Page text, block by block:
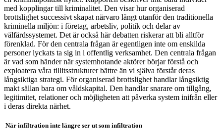
med kopplingar till kriminalitet. Den visar hur organiserad
brottslighet successivt skapat närvaro långt utanför den traditionella
kriminella miljön: i företag, arbetsliv, politik och delar av
välfärdssystemet. Det är också här debatten riskerar att bli alltför
förenklad. För den centrala frågan är egentligen inte om enskilda
personer lyckats ta sig in i offentlig verksamhet. Den centrala frågan
är vad som händer när systemhotande aktörer börjar förstå och
exploatera våra tillitsstrukturer bättre än vi själva förstår deras
långsiktiga strategi. För organiserad brottslighet handlar långsiktig
makt sällan bara om våldskapital. Den handlar snarare om tillgång,
legitimitet, relationer och möjligheten att påverka system inifrån eller
i deras direkta närhet.
När infiltration inte längre ser ut som infiltration